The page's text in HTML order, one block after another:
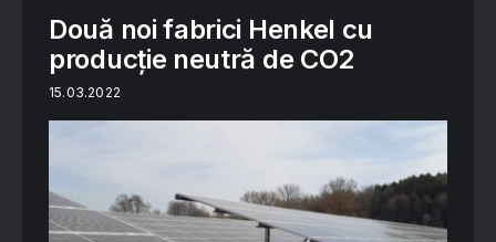
Două noi fabrici Henkel cu
producție neutră de CO2
15.03.2022